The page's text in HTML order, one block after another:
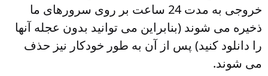
خروجی به مدت 24 ساعت بر روی سرورهای ما
ذخیره می شوند (بنابراین می توانید بدون عجله آنها
را دانلود کنید) پس از آن به طور خودکار نیز حذف
می شوند.